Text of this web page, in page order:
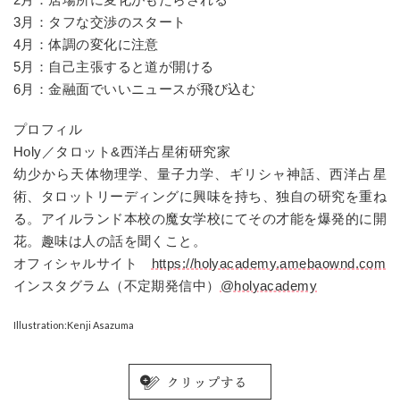
3月：タフな交渉のスタート
4月：体調の変化に注意
5月：自己主張すると道が開ける
6月：金融面でいいニュースが飛び込む
プロフィル
Holy／タロット&西洋占星術研究家
幼少から天体物理学、量子力学、ギリシャ神話、西洋占星
術、タロットリーディングに興味を持ち、独自の研究を重ね
る。アイルランド本校の魔女学校にてその才能を爆発的に開
花。趣味は人の話を聞くこと。
オフィシャルサイト https://holyacademy.amebaownd.com
インスタグラム（不定期発信中） @holyacademy
Illustration:Kenji Asazuma